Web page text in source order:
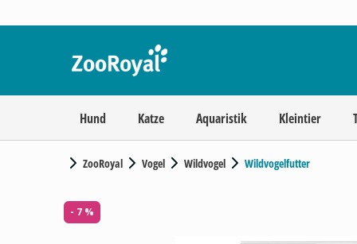
Hund Katze Aquaristik Kleintier
ZooRoyal Vogel Wildvogel Wildvogelfutter
- 7 %